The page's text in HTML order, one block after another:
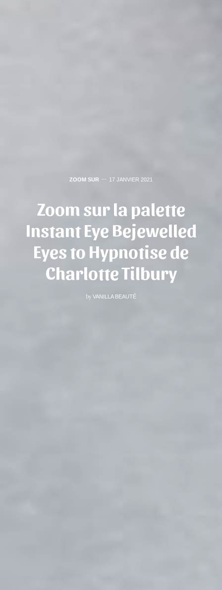
ZOOM SUR 17 JANVIER 2021
Zoom sur la palette
Instant Eye Bejewelled
Eyes to Hypnotise de
Charlotte Tilbury
by VANILLA BEAUTÉ